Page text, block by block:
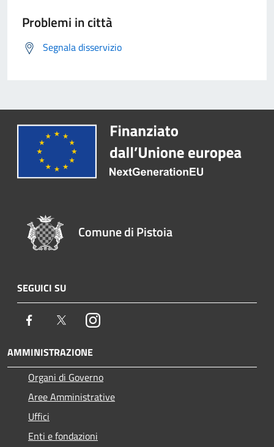
Problemi in città
Segnala disservizio
Comune di Pistoia
SEGUICI SU
Facebook TwitterInstagram
AMMINISTRAZIONE
Organi di Governo
Aree Amministrative
Uffici
Enti e fondazioni